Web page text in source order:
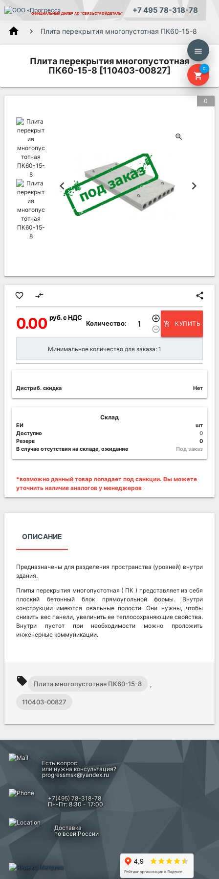
ОФИЦИАЛЬНЫЙ ДИЛЕР АО "СВЯЗЬСТРОЙДЕТАЛЬ" +7 495 78-318-78
menu
shopping_cart
0
home Плита перекрытия многопустотная ПК60-15-8
Плита перекрытия многопустотная
ПК60-15-8 [110403-00827]
0
favorite_border compare_arrows share
0.00 руб. с НДС
Количество:
add_circle_outline
remove_circle_outline
add_shopping_cart КУПИТЬ
Минимальное количество для заказа: 1
Дистриб. скидка Нет
Склад
ЕИ
шт
Доступно
0
Резерв
0
В случае отсутствия на складе, ожидание
Под заказ
*возможно данный товар попадает под санкции. Вы можете
уточнить наличие аналогов у менеджеров
ОПИСАНИЕ
Предназначены для разделения пространства (уровней) внутри
здания.
Плиты перекрытия многопустотная ( ПК ) представляет из себя
плоский бетонный блок прямоугольной формы. Внутри
конструкции имеются овальные полости. Они нужны, чтобы
снизить вес панели, увеличить ее теплосохраняющие свойства.
Внутри пустот при необходимости можно проложить
инженерные коммуникации.
local_offer Плита многопустотная ПК60-15-8 ,
110403-00827
Есть вопрос
или нужна консультация?
progressmsk@yandex.ru
+7(495) 78-318-78
Пн-Пт: 8:30 - 17:00
Доставка
по всей России